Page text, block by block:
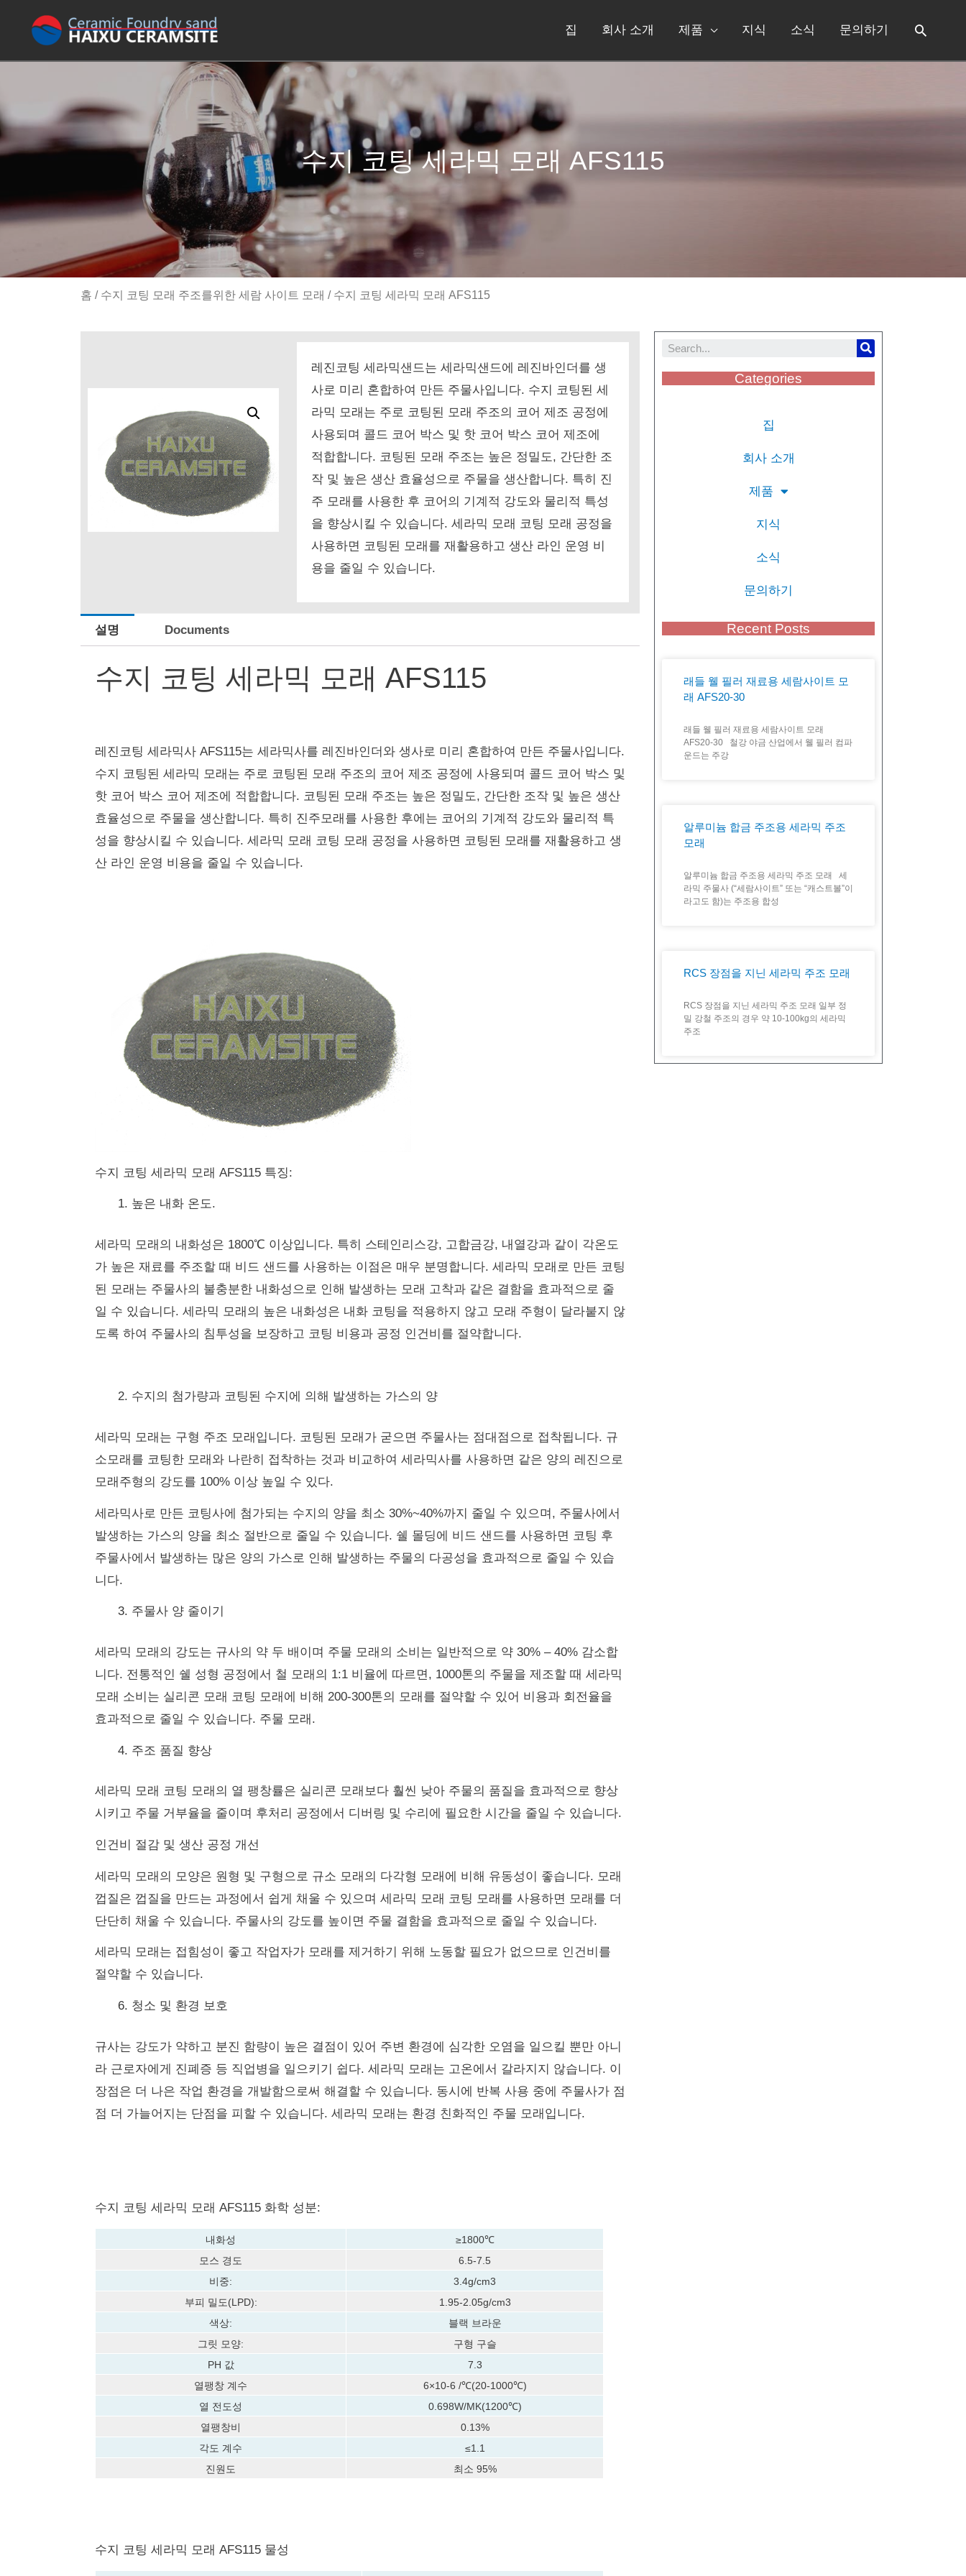
집 회사 소개 제품 지식 소식 문의하기
수지 코팅 세라믹 모래 AFS115
홈 / 수지 코팅 모래 주조를위한 세람 사이트 모래 / 수지 코팅 세라믹 모래 AFS115
레진코팅 세라믹샌드는 세라믹샌드에 레진바인더를 생
사로 미리 혼합하여 만든 주물사입니다. 수지 코팅된 세
라믹 모래는 주로 코팅된 모래 주조의 코어 제조 공정에
사용되며 콜드 코어 박스 및 핫 코어 박스 코어 제조에
적합합니다. 코팅된 모래 주조는 높은 정밀도, 간단한 조
작 및 높은 생산 효율성으로 주물을 생산합니다. 특히 진
주 모래를 사용한 후 코어의 기계적 강도와 물리적 특성
을 향상시킬 수 있습니다. 세라믹 모래 코팅 모래 공정을
사용하면 코팅된 모래를 재활용하고 생산 라인 운영 비
용을 줄일 수 있습니다.
설명 Documents
수지 코팅 세라믹 모래 AFS115
레진코팅 세라믹사 AFS115는 세라믹사를 레진바인더와 생사로 미리 혼합하여 만든 주물사입니다.
수지 코팅된 세라믹 모래는 주로 코팅된 모래 주조의 코어 제조 공정에 사용되며 콜드 코어 박스 및
핫 코어 박스 코어 제조에 적합합니다. 코팅된 모래 주조는 높은 정밀도, 간단한 조작 및 높은 생산
효율성으로 주물을 생산합니다. 특히 진주모래를 사용한 후에는 코어의 기계적 강도와 물리적 특
성을 향상시킬 수 있습니다. 세라믹 모래 코팅 모래 공정을 사용하면 코팅된 모래를 재활용하고 생
산 라인 운영 비용을 줄일 수 있습니다.
수지 코팅 세라믹 모래 AFS115 특징:
높은 내화 온도.
세라믹 모래의 내화성은 1800℃ 이상입니다. 특히 스테인리스강, 고합금강, 내열강과 같이 각온도
가 높은 재료를 주조할 때 비드 샌드를 사용하는 이점은 매우 분명합니다. 세라믹 모래로 만든 코팅
된 모래는 주물사의 불충분한 내화성으로 인해 발생하는 모래 고착과 같은 결함을 효과적으로 줄
일 수 있습니다. 세라믹 모래의 높은 내화성은 내화 코팅을 적용하지 않고 모래 주형이 달라붙지 않
도록 하여 주물사의 침투성을 보장하고 코팅 비용과 공정 인건비를 절약합니다.
수지의 첨가량과 코팅된 수지에 의해 발생하는 가스의 양
세라믹 모래는 구형 주조 모래입니다. 코팅된 모래가 굳으면 주물사는 점대점으로 접착됩니다. 규
소모래를 코팅한 모래와 나란히 접착하는 것과 비교하여 세라믹사를 사용하면 같은 양의 레진으로
모래주형의 강도를 100% 이상 높일 수 있다.
세라믹사로 만든 코팅사에 첨가되는 수지의 양을 최소 30%~40%까지 줄일 수 있으며, 주물사에서
발생하는 가스의 양을 최소 절반으로 줄일 수 있습니다. 쉘 몰딩에 비드 샌드를 사용하면 코팅 후
주물사에서 발생하는 많은 양의 가스로 인해 발생하는 주물의 다공성을 효과적으로 줄일 수 있습
니다.
주물사 양 줄이기
세라믹 모래의 강도는 규사의 약 두 배이며 주물 모래의 소비는 일반적으로 약 30% – 40% 감소합
니다. 전통적인 쉘 성형 공정에서 철 모래의 1:1 비율에 따르면, 1000톤의 주물을 제조할 때 세라믹
모래 소비는 실리콘 모래 코팅 모래에 비해 200-300톤의 모래를 절약할 수 있어 비용과 회전율을
효과적으로 줄일 수 있습니다. 주물 모래.
주조 품질 향상
세라믹 모래 코팅 모래의 열 팽창률은 실리콘 모래보다 훨씬 낮아 주물의 품질을 효과적으로 향상
시키고 주물 거부율을 줄이며 후처리 공정에서 디버링 및 수리에 필요한 시간을 줄일 수 있습니다.
인건비 절감 및 생산 공정 개선
세라믹 모래의 모양은 원형 및 구형으로 규소 모래의 다각형 모래에 비해 유동성이 좋습니다. 모래
껍질은 껍질을 만드는 과정에서 쉽게 채울 수 있으며 세라믹 모래 코팅 모래를 사용하면 모래를 더
단단히 채울 수 있습니다. 주물사의 강도를 높이면 주물 결함을 효과적으로 줄일 수 있습니다.
세라믹 모래는 접힘성이 좋고 작업자가 모래를 제거하기 위해 노동할 필요가 없으므로 인건비를
절약할 수 있습니다.
청소 및 환경 보호
규사는 강도가 약하고 분진 함량이 높은 결점이 있어 주변 환경에 심각한 오염을 일으킬 뿐만 아니
라 근로자에게 진폐증 등 직업병을 일으키기 쉽다. 세라믹 모래는 고온에서 갈라지지 않습니다. 이
장점은 더 나은 작업 환경을 개발함으로써 해결할 수 있습니다. 동시에 반복 사용 중에 주물사가 점
점 더 가늘어지는 단점을 피할 수 있습니다. 세라믹 모래는 환경 친화적인 주물 모래입니다.
수지 코팅 세라믹 모래 AFS115 화학 성분:
내화성
≥1800℃
모스 경도
6.5-7.5
비중:
3.4g/cm3
부피 밀도(LPD):
1.95-2.05g/cm3
색상:
블랙 브라운
그릿 모양:
구형 구슬
PH 값
7.3
열팽창 계수
6×10-6 /℃(20-1000℃)
열 전도성
0.698W/MK(1200℃)
열팽창비
0.13%
각도 계수
≤1.1
진원도
최소 95%
수지 코팅 세라믹 모래 AFS115 물성
Categories
집
회사 소개
제품
지식
소식
문의하기
Recent Posts
래들 웰 필러 재료용 세람사이트 모
래 AFS20-30
래들 웰 필러 재료용 세람사이트 모래
AFS20-30 철강 야금 산업에서 웰 필러 컴파
운드는 주강
알루미늄 합금 주조용 세라믹 주조
모래
알루미늄 합금 주조용 세라믹 주조 모래 세
라믹 주물사 (“세람사이트” 또는 “캐스트볼”이
라고도 함)는 주조용 합성
RCS 장점을 지닌 세라믹 주조 모래
RCS 장점을 지닌 세라믹 주조 모래 일부 정
밀 강철 주조의 경우 약 10-100kg의 세라믹
주조